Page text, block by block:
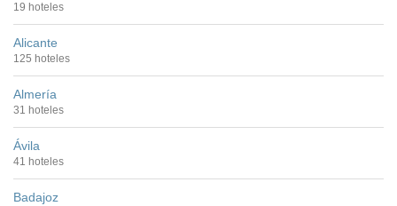
19 hoteles
Alicante
125 hoteles
Almería
31 hoteles
Ávila
41 hoteles
Badajoz